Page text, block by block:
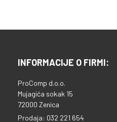
INFORMACIJE O FIRMI:
ProComp d.o.o.
Mujagića sokak 15
72000 Zenica
Prodaja: 032 221 654